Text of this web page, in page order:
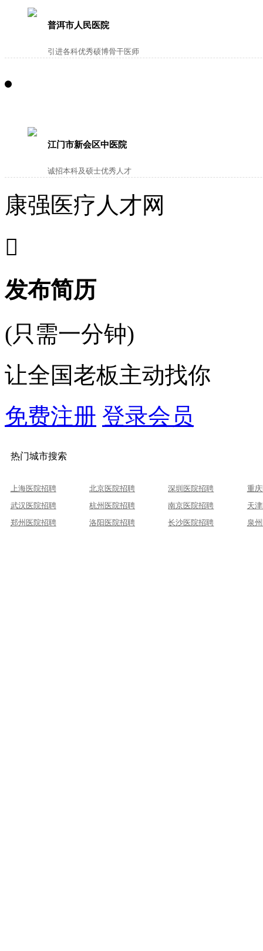
普洱市人民医院
引进各科优秀硕博骨干医师
江门市新会区中医院
诚招本科及硕士优秀人才
康强医疗人才网

发布简历
(只需一分钟)
让全国老板主动找你
免费注册 登录会员
热门城市搜索
上海医院招聘 北京医院招聘 深圳医院招聘
重
武汉医院招聘
杭州医院招聘 南京医院招聘
天
郑州医院招聘
洛阳医院招聘 长沙医院招聘 泉